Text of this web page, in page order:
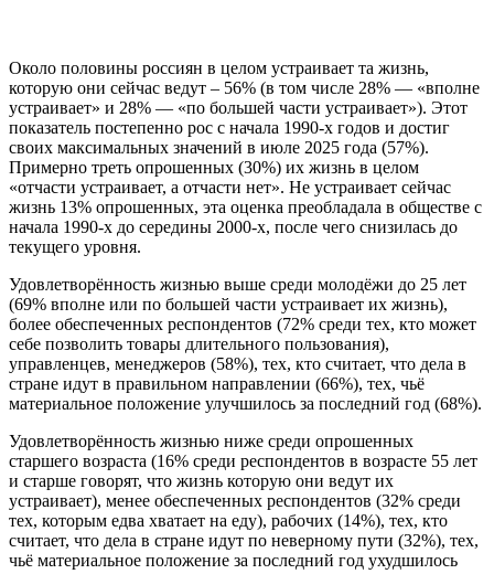
Около половины россиян в целом устраивает та жизнь,
которую они сейчас ведут – 56% (в том числе 28% — «вполне
устраивает» и 28% — «по большей части устраивает»). Этот
показатель постепенно рос с начала 1990-х годов и достиг
своих максимальных значений в июле 2025 года (57%).
Примерно треть опрошенных (30%) их жизнь в целом
«отчасти устраивает, а отчасти нет». Не устраивает сейчас
жизнь 13% опрошенных, эта оценка преобладала в обществе с
начала 1990-х до середины 2000-х, после чего снизилась до
текущего уровня.
Удовлетворённость жизнью выше среди молодёжи до 25 лет
(69% вполне или по большей части устраивает их жизнь),
более обеспеченных респондентов (72% среди тех, кто может
себе позволить товары длительного пользования),
управленцев, менеджеров (58%), тех, кто считает, что дела в
стране идут в правильном направлении (66%), тех, чьё
материальное положение улучшилось за последний год (68%).
Удовлетворённость жизнью ниже среди опрошенных
старшего возраста (16% среди респондентов в возрасте 55 лет
и старше говорят, что жизнь которую они ведут их
устраивает), менее обеспеченных респондентов (32% среди
тех, которым едва хватает на еду), рабочих (14%), тех, кто
считает, что дела в стране идут по неверному пути (32%), тех,
чьё материальное положение за последний год ухудшилось